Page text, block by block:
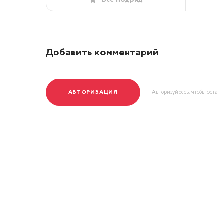
Добавить комментарий
АВТОРИЗАЦИЯ Авторизуйресь, чтобы